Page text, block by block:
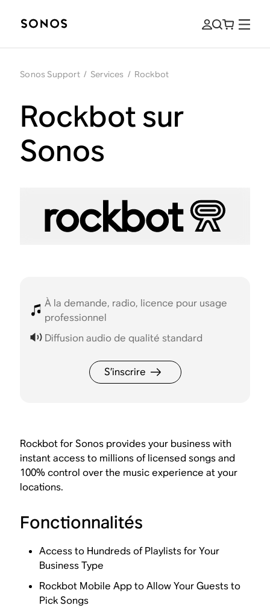
Sonos Support / Services / Rockbot
Rockbot sur
Sonos
À la demande, radio, licence pour usage
professionnel
Diffusion audio de qualité standard
S’inscrire
Rockbot for Sonos provides your business with
instant access to millions of licensed songs and
100% control over the music experience at your
locations.
Fonctionnalités
Access to Hundreds of Playlists for Your
Business Type
Rockbot Mobile App to Allow Your Guests to
Pick Songs